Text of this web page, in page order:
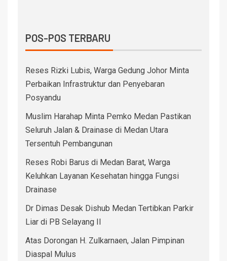
POS-POS TERBARU
Reses Rizki Lubis, Warga Gedung Johor Minta
Perbaikan Infrastruktur dan Penyebaran
Posyandu
Muslim Harahap Minta Pemko Medan Pastikan
Seluruh Jalan & Drainase di Medan Utara
Tersentuh Pembangunan
Reses Robi Barus di Medan Barat, Warga
Keluhkan Layanan Kesehatan hingga Fungsi
Drainase
Dr Dimas Desak Dishub Medan Tertibkan Parkir
Liar di PB Selayang II
Atas Dorongan H. Zulkarnaen, Jalan Pimpinan
Diaspal Mulus